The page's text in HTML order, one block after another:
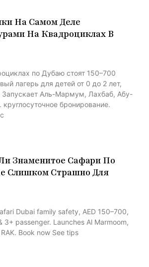
На Самом Деле
На Квадроциклах В
по Дубаю стоят 150–700
лагерь для детей от 0 до 2 лет,
Запускает Аль-Мармум, Лахбаб, Абу-
бронирование.
Знаменитое Сафари По
Слишком Страшно Для
Dubai family safety, AED 150–700,
3+ passenger. Launches Al Marmoom,
Book now See tips